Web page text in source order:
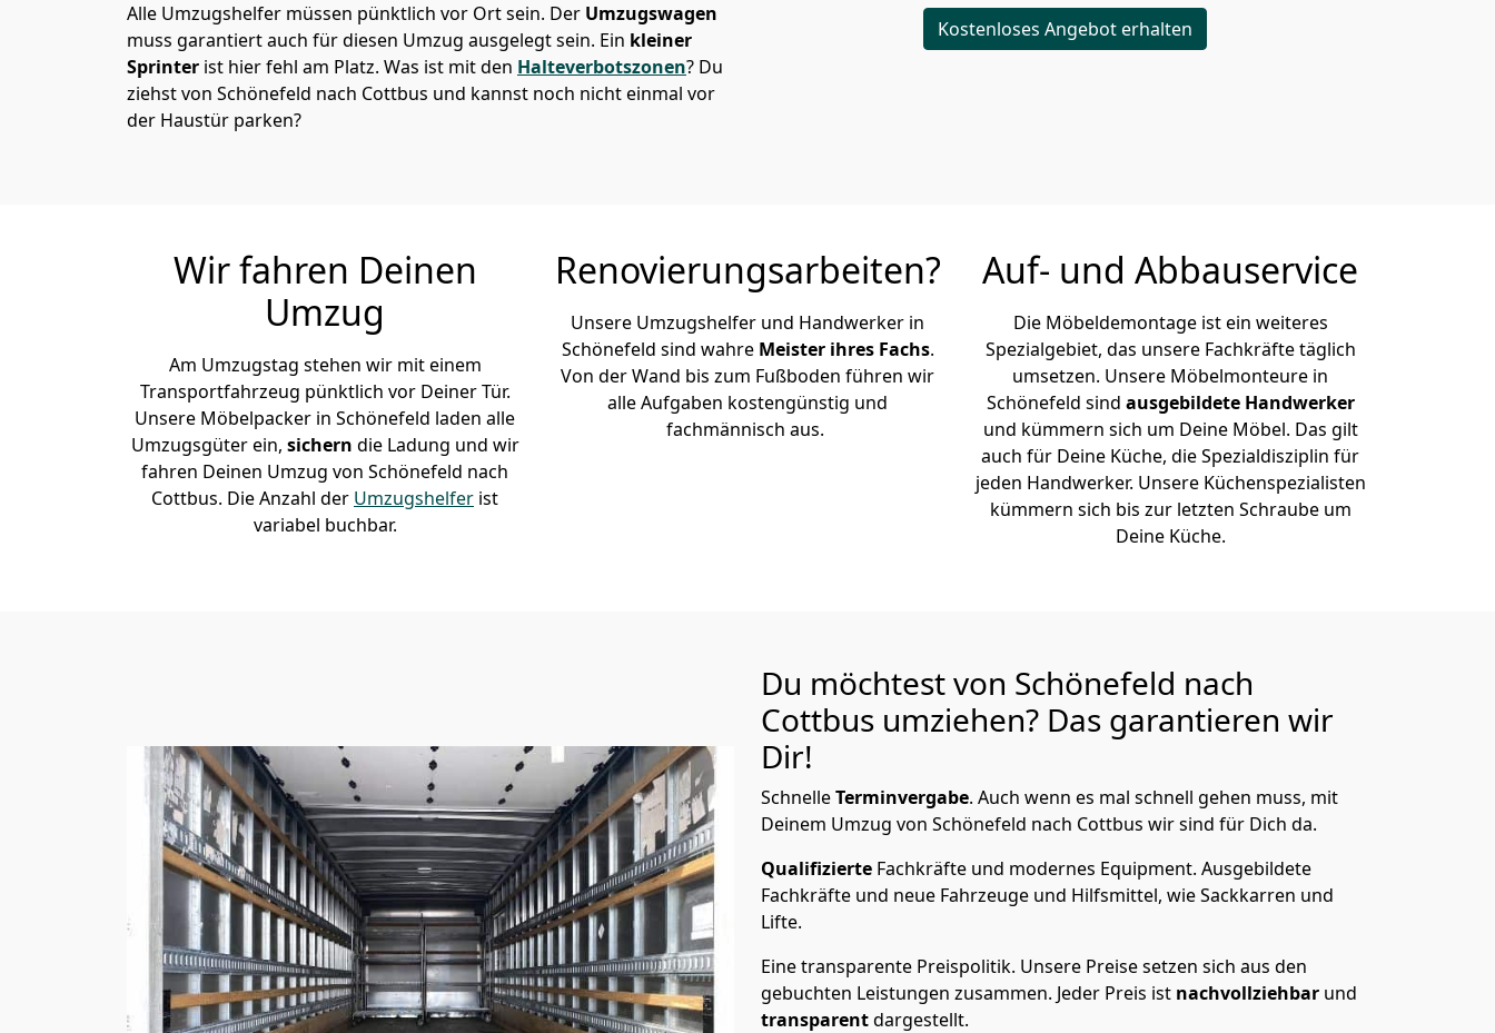
Alle Umzugshelfer müssen pünktlich vor Ort sein. Der Umzugswagen
muss garantiert auch für diesen Umzug ausgelegt sein. Ein kleiner
Sprinter ist hier fehl am Platz. Was ist mit den Halteverbotszonen? Du
ziehst von Schönefeld nach Cottbus und kannst noch nicht einmal vor
der Haustür parken?
Kostenloses Angebot erhalten
Wir fahren Deinen
Umzug
Am Umzugstag stehen wir mit einem
Transportfahrzeug pünktlich vor Deiner Tür.
Unsere Möbelpacker in Schönefeld laden alle
Umzugsgüter ein, sichern die Ladung und wir
fahren Deinen Umzug von Schönefeld nach
Cottbus. Die Anzahl der Umzugshelfer ist
variabel buchbar.
Renovierungsarbeiten?
Unsere Umzugshelfer und Handwerker in
Schönefeld sind wahre Meister ihres Fachs.
Von der Wand bis zum Fußboden führen wir
alle Aufgaben kostengünstig und
fachmännisch aus.
Auf- und Abbauservice
Die Möbeldemontage ist ein weiteres
Spezialgebiet, das unsere Fachkräfte täglich
umsetzen. Unsere Möbelmonteure in
Schönefeld sind ausgebildete Handwerker
und kümmern sich um Deine Möbel. Das gilt
auch für Deine Küche, die Spezialdisziplin für
jeden Handwerker. Unsere Küchenspezialisten
kümmern sich bis zur letzten Schraube um
Deine Küche.
Du möchtest von Schönefeld nach
Cottbus umziehen? Das garantieren wir
Dir!
SchnelleTerminvergabe. Auch wenn es mal schnell gehen muss, mit
Deinem Umzug von Schönefeld nach Cottbus wir sind für Dich da.
Qualifizierte Fachkräfte und modernes Equipment. Ausgebildete
Fachkräfte und neue Fahrzeuge und Hilfsmittel, wie Sackkarren und
Lifte.
Eine transparente Preispolitik. Unsere Preise setzen sich aus den
gebuchten Leistungen zusammen. Jeder Preis ist nachvollziehbar und
transparentdargestellt.